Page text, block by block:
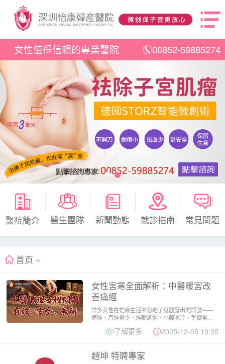
女性值得信賴的專業醫院 00852-59885274
醫院簡介 醫生團隊 新聞動態 就診指南 常見問題
首页 »
女性宮寒全面解析：中醫暖宮改
善痛經
許多女性在忙碌生活中忽略了身體發出的訊號——
痛經、月經量少、經期延遲、小腹冰冷、手腳常年
了解更多 2025-12-05 19:35
趙坤 特聘專家